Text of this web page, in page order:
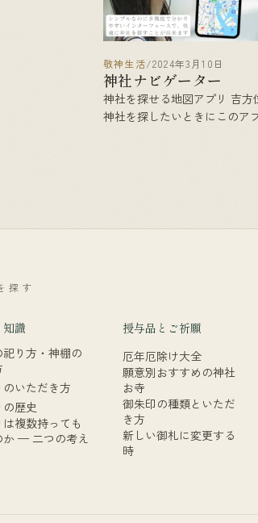
敬神生活/2024年3月10日
神社ナビゲーター
神社を探せる地図アプリ 吉方
神社を探したいときにこのア
探す
知識
祀り方・神棚の
のいただき方
の歴史
は複数持っても
か — 二つの考え
授与品とご祈願
厄年厄除け大全
願意別おすすめの神社
お寺
御朱印の種類といただ
き方
新しい御札に変更する
時